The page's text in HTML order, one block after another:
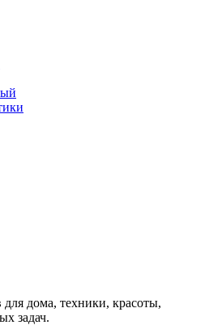
дома, техники, красоты,
задач.